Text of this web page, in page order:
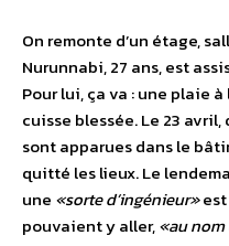
On remonte d’un étage,
Nurunnabi, 27 ans, est
Pour lui, ça va : une plaie
cuisse blessée. Le 23
sont apparues dans le
quitté les lieux. Le
une «sorte d’ingénieur»est
pouvaient y aller,«au nom